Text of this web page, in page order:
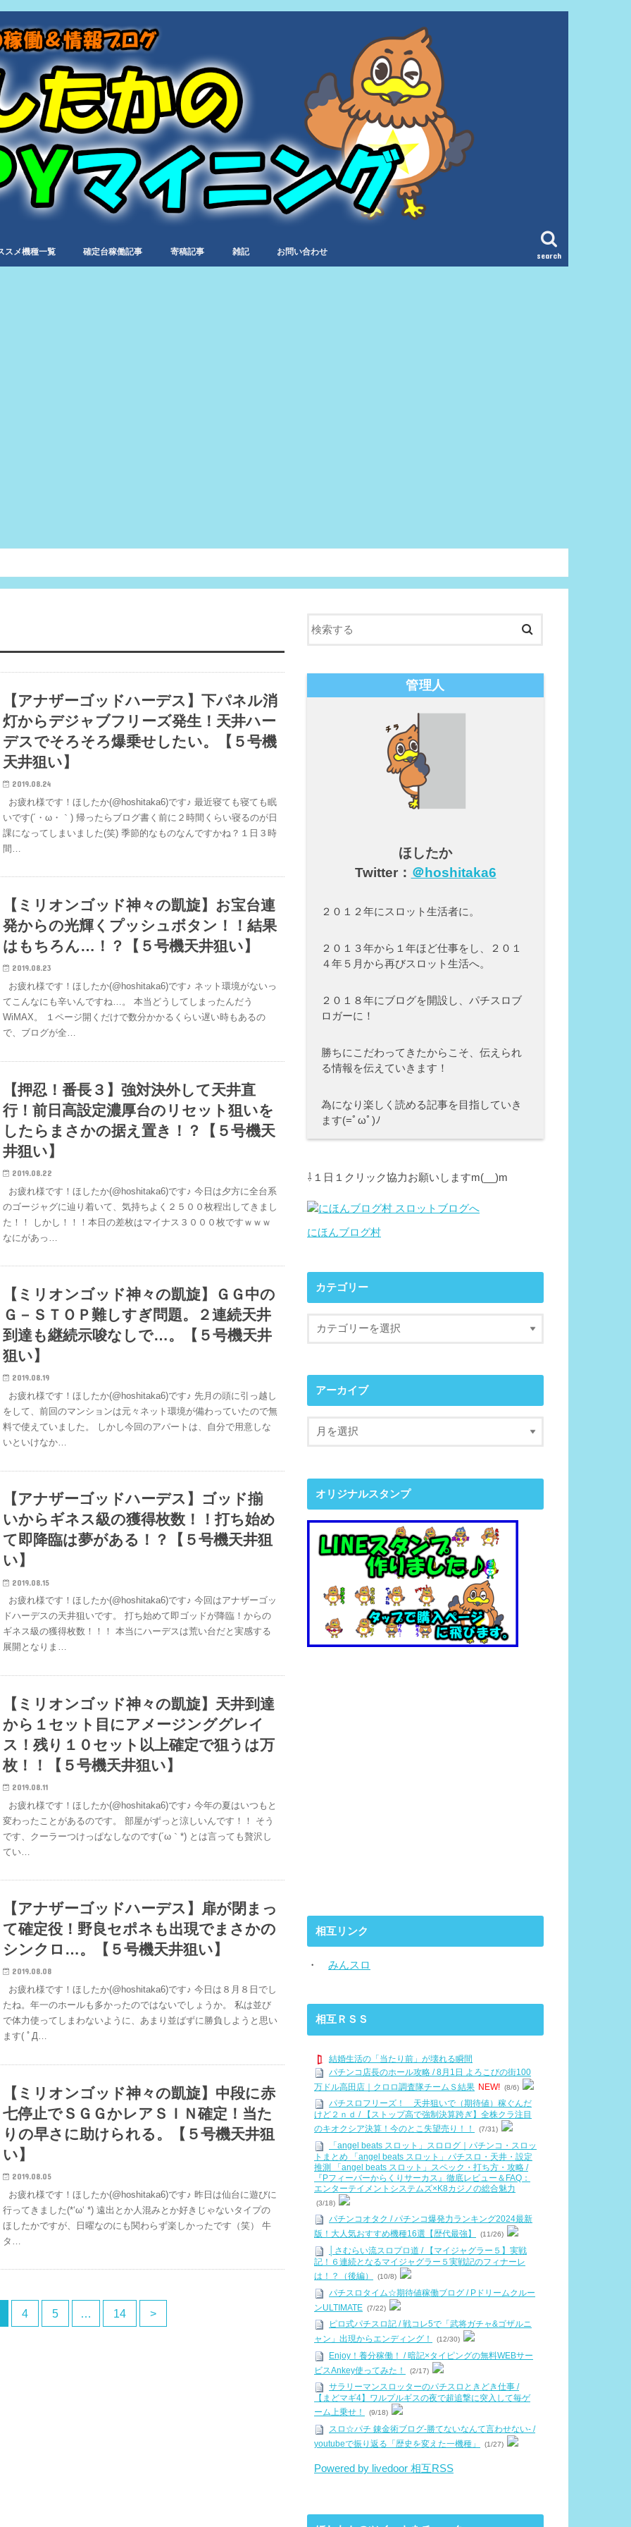
search
スメ機種一覧 確定台稼働記事 寄稿記事 雑記 お問い合わせ
【アナザーゴッドハーデス】下パネル消
灯からデジャブフリーズ発生！天井ハー
デスでそろそろ爆乗せしたい。【５号機
天井狙い】
2019.08.24
お疲れ様です！ほしたか(@hoshitaka6)です♪ 最近寝ても寝ても眠
いです(´・ω・｀) 帰ったらブログ書く前に２時間くらい寝るのが日
課になってしまいました(笑) 季節的なものなんですかね？１日３時
間…
【ミリオンゴッド神々の凱旋】お宝台連
発からの光輝くプッシュボタン！！結果
はもちろん…！？【５号機天井狙い】
2019.08.23
お疲れ様です！ほしたか(@hoshitaka6)です♪ ネット環境がないっ
てこんなにも辛いんですね…。 本当どうしてしまったんだう
WiMAX。 １ページ開くだけで数分かかるくらい遅い時もあるの
で、ブログが全…
【押忍！番長３】強対決外して天井直
行！前日高設定濃厚台のリセット狙いを
したらまさかの据え置き！？【５号機天
井狙い】
2019.08.22
お疲れ様です！ほしたか(@hoshitaka6)です♪ 今日は夕方に全台系
のゴージャグに辿り着いて、気持ちよく２５００枚程出してきまし
た！！ しかし！！！本日の差枚はマイナス３０００枚ですｗｗｗ
なにがあっ…
【ミリオンゴッド神々の凱旋】ＧＧ中の
Ｇ－ＳＴＯＰ難しすぎ問題。２連続天井
到達も継続示唆なしで…。【５号機天井
狙い】
2019.08.19
お疲れ様です！ほしたか(@hoshitaka6)です♪ 先月の頭に引っ越し
をして、前回のマンションは元々ネット環境が備わっていたので無
料で使えていました。 しかし今回のアパートは、自分で用意しな
いといけなか…
【アナザーゴッドハーデス】ゴッド揃
いからギネス級の獲得枚数！！打ち始め
て即降臨は夢がある！？【５号機天井狙
い】
2019.08.15
お疲れ様です！ほしたか(@hoshitaka6)です♪ 今回はアナザーゴッ
ドハーデスの天井狙いです。 打ち始めて即ゴッドが降臨！からの
ギネス級の獲得枚数！！！ 本当にハーデスは荒い台だと実感する
展開となりま…
【ミリオンゴッド神々の凱旋】天井到達
から１セット目にアメージンググレイ
ス！残り１０セット以上確定で狙うは万
枚！！【５号機天井狙い】
2019.08.11
お疲れ様です！ほしたか(@hoshitaka6)です♪ 今年の夏はいつもと
変わったことがあるのです。 部屋がずっと涼しいんです！！ そう
です、クーラーつけっぱなしなのです(´ω｀*) とは言っても贅沢し
てい…
【アナザーゴッドハーデス】扉が閉まっ
て確定役！野良セポネも出現でまさかの
シンクロ…。【５号機天井狙い】
2019.08.08
お疲れ様です！ほしたか(@hoshitaka6)です♪ 今日は８月８日でし
たね。年一のホールも多かったのではないでしょうか。 私は並び
で体力使ってしまわないように、あまり並ばずに勝負しようと思い
ます( ﾟД…
【ミリオンゴッド神々の凱旋】中段に赤
七停止でＳＧＧかレアＳＩＮ確定！当た
りの早さに助けられる。【５号機天井狙
い】
2019.08.05
お疲れ様です！ほしたか(@hoshitaka6)です♪ 昨日は仙台に遊びに
行ってきました(*‘ω‘ *) 遠出とか人混みとか好きじゃないタイプの
ほしたかですが、日曜なのにも関わらず楽しかったです（笑） 牛
タ…
4 5 … 14 >
管理人
ほしたか
Twitter： ＠hoshitaka6
２０１２年にスロット生活者に。
２０１３年から１年ほど仕事をし、２０１
４年５月から再びスロット生活へ。
２０１８年にブログを開設し、パチスロブ
ロガーに！
勝ちにこだわってきたからこそ、伝えられ
る情報を伝えていきます！
為になり楽しく読める記事を目指していき
ます(=ﾟωﾟ)ﾉ
⇩１日１クリック協力お願いしますm(__)m
にほんブログ村
カテゴリー
アーカイブ
オリジナルスタンプ
相互リンク
・ みんスロ
相互ＲＳＳ
結婚生活の「当たり前」が壊れる瞬間
パチンコ店長のホール攻略 / 8月1日 よろこびの街100
万ドル高田店｜クロロ調査隊チームＳ結果 NEW! (8/6)
パチスロフリーズ！ 天井狙いで（期待値）稼ぐんだ
けど２ｎｄ / 【ストップ高で強制決算跨ぎ】全株クラ注目
のキオクシア決算！今のとこ失望売り！！
(7/31)
「angel beats スロット」スロログ｜パチンコ・スロッ
トまとめ 「angel beats スロット」パチスロ・天井・設定
推測 「angel beats スロット」スペック・打ち方・攻略 /
『Pフィーバーからくりサーカス』徹底レビュー＆FAQ：
エンターテイメントシステムズ×K8カジノの総合魅力
(3/18)
パチンコオタク / パチンコ爆発力ランキング2024最新
版！大人気おすすめ機種16選【歴代最強】
(11/26)
│さむらい流スロプロ道 / 【マイジャグラー５】実戦
記！６連続となるマイジャグラー５実戦記のフィナーレ
は！？（後編）
(10/8)
パチスロタイム☆期待値稼働ブログ / Pドリームクルー
ンULTIMATE (7/22)
ピロ式パチスロ記 / 戦コレ5で「武将ガチャ&ゴザルニ
ャン」出現からエンディング！
(12/30)
Enjoy！養分稼働！ / 暗記×タイピングの無料WEBサー
ビスAnkey使ってみた！
(2/17)
サラリーマンスロッターのパチスロときどき仕事 /
【まどマギ4】ワルプルギスの夜で超追撃に突入して毎ゲ
ーム上乗せ！
(9/18)
スロ☆パチ 錬金術ブログ-勝てないなんて言わせない- /
youtubeで振り返る「歴史を変えた一機種」
(1/27)
Powered by livedoor 相互RSS